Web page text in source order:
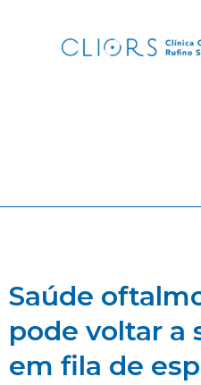
Saúde
pode voltar a
em fila de